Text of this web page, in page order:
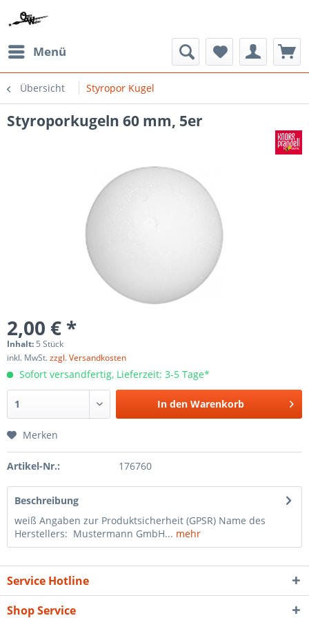
Menü
Übersicht Styropor Kugel
Styroporkugeln 60 mm, 5er
2,00 € *
Inhalt: 5 Stück
inkl. MwSt.zzgl. Versandkosten
Sofort versandfertig, Lieferzeit: 3-5 Tage*
In den Warenkorb
Merken
Artikel-Nr.: 176760
Beschreibung
weiß Angaben zur Produktsicherheit (GPSR) Name des
Herstellers: Mustermann GmbH... mehr
Service Hotline
Shop Service